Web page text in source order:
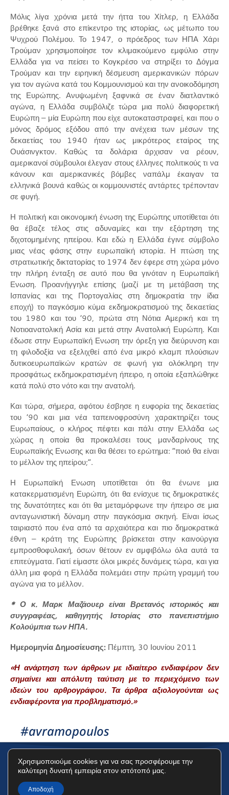
Μόλις λίγα χρόνια μετά την ήττα του Χίτλερ, η Ελλάδα
βρέθηκε ξανά στο επίκεντρο της ιστορίας, ως μέτωπο του
Ψυχρού Πολέμου. Το 1947, ο πρόεδρος των ΗΠΑ Χάρι
Τρούμαν χρησιμοποίησε τον κλιμακούμενο εμφύλιο στην
Ελλάδα για να πείσει το Κογκρέσο να στηρίξει το Δόγμα
Τρούμαν και την ειρηνική δέσμευση αμερικανικών πόρων
για τον αγώνα κατά του Κομμουνισμού και την ανοικοδόμηση
της Ευρώπης. Ανυψωμένη ξαφνικά σε έναν διατλαντικό
αγώνα, η Ελλάδα συμβόλιζε τώρα μια πολύ διαφορετική
Ευρώπη – μία Ευρώπη που είχε αυτοκαταστραφεί, και που ο
μόνος δρόμος εξόδου από την ανέχεια των μέσων της
δεκαετίας του 1940 ήταν ως μικρότερος εταίρος της
Ουάσινγκτον. Καθώς τα δολάρια άρχισαν να ρέουν,
αμερικανοί σύμβουλοι έλεγαν στους έλληνες πολιτικούς τι να
κάνουν και αμερικανικές βόμβες ναπάλμ έκαιγαν τα
ελληνικά βουνά καθώς οι κομμουνιστές αντάρτες τρέπονταν
σε φυγή.
Η πολιτική και οικονομική ένωση της Ευρώπης υποτίθεται ότι
θα έβαζε τέλος στις αδυναμίες και την εξάρτηση της
διχοτομημένης ηπείρου. Και εδώ η Ελλάδα έγινε σύμβολο
μιας νέας φάσης στην ευρωπαϊκή ιστορία. Η πτώση της
στρατιωτικής δικτατορίας το 1974 δεν έφερε στη χώρα μόνο
την πλήρη ένταξη σε αυτό που θα γινόταν η Ευρωπαϊκή
Ενωση. Προανήγγηλε επίσης (μαζί με τη μετάβαση της
Ισπανίας και της Πορτογαλίας στη δημοκρατία την ίδια
εποχή) το παγκόσμιο κύμα εκδημοκρατισμού της δεκαετίας
του 1980 και του ’90, πρώτα στη Νότια Αμερική και τη
Νοτιοανατολική Ασία και μετά στην Ανατολική Ευρώπη. Και
έδωσε στην Ευρωπαϊκή Ενωση την όρεξη για διεύρυνση και
τη φιλοδοξία να εξελιχθεί από ένα μικρό κλαμπ πλούσιων
δυτικοευρωπαϊκών κρατών σε φωνή για ολόκληρη την
προσφάτως εκδημοκρατισμένη ήπειρο, η οποία εξαπλώθηκε
κατά πολύ στο νότο και την ανατολή.
Και τώρα, σήμερα, αφότου έσβησε η ευφορία της δεκαετίας
του ’90 και μια νέα ταπεινοφροσύνη χαρακτηρίζει τους
Ευρωπαίους, ο κλήρος πέφτει και πάλι στην Ελλάδα ως
χώρας η οποία θα προκαλέσει τους μανδαρίνους της
Ευρωπαϊκής Ενωσης και θα θέσει το ερώτημα: “ποιό θα είναι
το μέλλον της ηπείρου;”.
Η Ευρωπαϊκή Ενωση υποτίθεται ότι θα ένωνε μια
κατακερματισμένη Ευρώπη, ότι θα ενίσχυε τις δημοκρατικές
της δυνατότητες και ότι θα μεταμόρφωνε την ήπειρο σε μια
ανταγωνιστική δύναμη στην παγκόσμια σκηνή. Είναι ίσως
ταιριαστό που ένα από τα αρχαιότερα και πιο δημοκρατικά
έθνη – κράτη της Ευρώπης βρίσκεται στην καινούργια
εμπροσθοφυλακή, όσων θέτουν εν αμφιβόλω όλα αυτά τα
επιτεύγματα. Γιατί είμαστε όλοι μικρές δυνάμεις τώρα, και για
άλλη μια φορά η Ελλάδα πολεμάει στην πρώτη γραμμή του
αγώνα για το μέλλον.
* Ο κ. Μαρκ Μαζάουερ είναι Βρετανός ιστορικός και
συγγραφέας, καθηγητής Ιστορίας στο πανεπιστήμιο
Κολούμπια των ΗΠΑ.
Ημερομηνία Δημοσίευσης: Πέμπτη, 30 Ιουνίου 2011
«Η ανάρτηση των άρθρων με ιδιαίτερο ενδιαφέρον δεν
σημαίνει και απόλυτη ταύτιση με το περιεχόμενο των
ιδεών του αρθρογράφου. Τα άρθρα αξιολογούνται ως
ενδιαφέροντα για προβληματισμό.»
#avramopoulos
Όροι ΧρήσηςΠολιτική Προστασίας Δεδομένων
Χρησιμοποιούμε cookies για να σας προσφέρουμε την
καλύτερη δυνατή εμπειρία στον ιστότοπό μας.
Αποδοχή